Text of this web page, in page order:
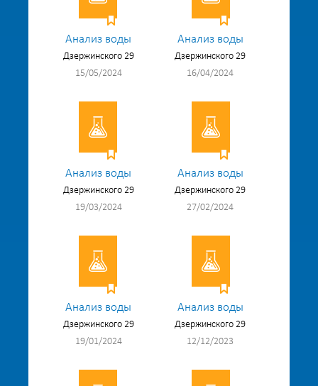
Анализ воды
Дзержинского 29
15/05/2024
Анализ воды
Дзержинского 29
16/04/2024
Анализ воды
Дзержинского 29
19/03/2024
Анализ воды
Дзержинского 29
27/02/2024
Анализ воды
Дзержинского 29
19/01/2024
Анализ воды
Дзержинского 29
12/12/2023